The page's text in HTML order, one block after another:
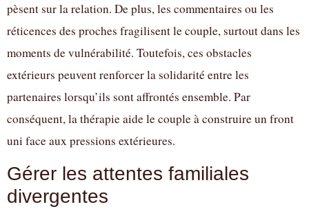
pèsent sur la relation. De plus, les commentaires ou les
réticences des proches fragilisent le couple, surtout dans les
moments de vulnérabilité. Toutefois, ces obstacles
extérieurs peuvent renforcer la solidarité entre les
partenaires lorsqu’ils sont affrontés ensemble. Par
conséquent, la thérapie aide le couple à construire un front
uni face aux pressions extérieures.
Gérer les attentes familiales
divergentes